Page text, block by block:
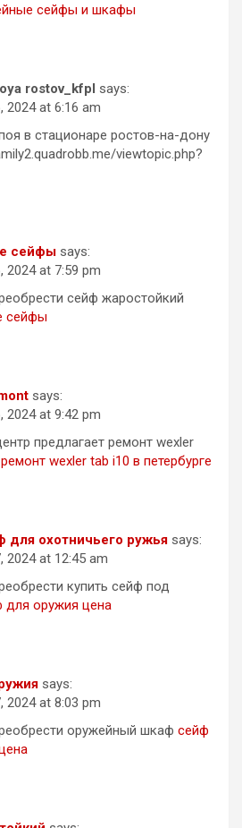
сейфы и шкафы
rostov_kfpl says:
2024 at 6:16 am
в стационаре ростов-на-дону
viewtopic.php?
сейфы says:
2024 at 7:59 pm
сейф жаростойкий
сейфы
says:
2024 at 9:42 pm
предлагает ремонт wexler
ремонт wexler tab i10 в петербурге
для охотничьего ружья says:
2024 at 12:45 am
купить сейф под
для оружия цена
says:
2024 at 8:03 pm
оружейный шкаф сейф